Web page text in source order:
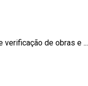
verificação de obras e ...